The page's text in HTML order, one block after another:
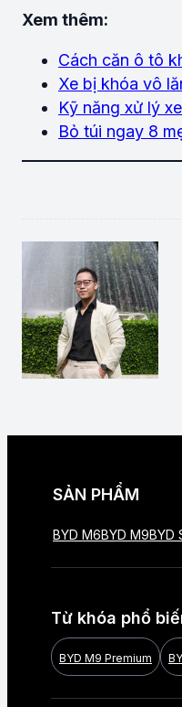
Xem thêm:
Cách căn ô tô
Xe bị khóa vô
Kỹ năng xử lý
Bỏ túi ngay 8
SẢN PHẨM
BYD M6BYD M9BYD
Từ khóa phổ
BYD M9 Premium